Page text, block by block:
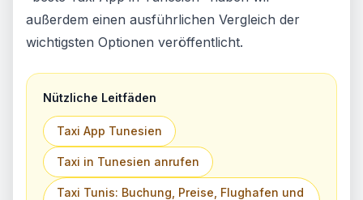
außerdem einen ausführlichen Vergleich der
wichtigsten Optionen veröffentlicht.
Nützliche Leitfäden
Taxi App Tunesien
Taxi in Tunesien anrufen
Taxi Tunis: Buchung, Preise, Flughafen und